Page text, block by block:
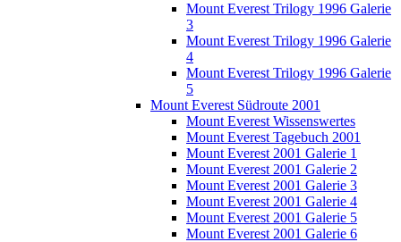
Mount Everest Trilogy 1996 Galerie
3
Mount Everest Trilogy 1996 Galerie
4
Mount Everest Trilogy 1996 Galerie
5
Mount Everest Südroute 2001
Mount Everest Wissenswertes
Mount Everest Tagebuch 2001
Mount Everest 2001 Galerie 1
Mount Everest 2001 Galerie 2
Mount Everest 2001 Galerie 3
Mount Everest 2001 Galerie 4
Mount Everest 2001 Galerie 5
Mount Everest 2001 Galerie 6